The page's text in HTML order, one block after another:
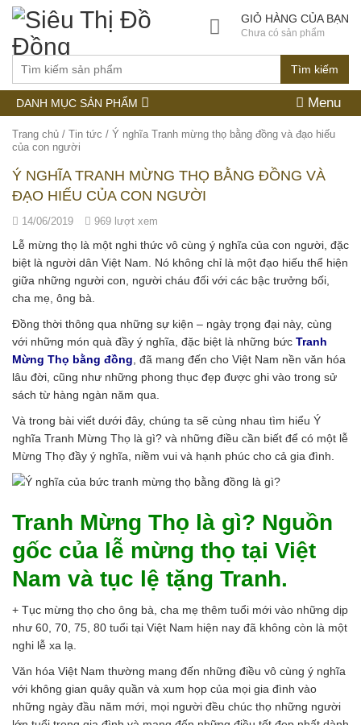
Tìm kiếm
GIỎ HÀNG CỦA BẠN
Chưa có sản phẩm
DANH MỤC SẢN PHẨM Menu
Trang chủ / Tin tức / Ý nghĩa Tranh mừng thọ bằng đồng và đạo hiếu
của con người
Ý NGHĨA TRANH MỪNG THỌ BẰNG ĐỒNG VÀ
ĐẠO HIẾU CỦA CON NGƯỜI
14/06/2019 969 lượt xem
Lễ mừng thọ là một nghi thức vô cùng ý nghĩa của con người, đặc
biệt là người dân Việt Nam. Nó không chỉ là một đạo hiếu thể hiện
giữa những người con, người cháu đối với các bậc trưởng bối,
cha mẹ, ông bà.
Đồng thời thông qua những sự kiện – ngày trọng đại này, cùng
với những món quà đầy ý nghĩa, đặc biệt là những bức Tranh
Mừng Thọ bằng đồng , đã mang đến cho Việt Nam nền văn hóa
lâu đời, cũng như những phong thục đẹp được ghi vào trong sử
sách từ hàng ngàn năm qua.
Và trong bài viết dưới đây, chúng ta sẽ cùng nhau tìm hiểu Ý
nghĩa Tranh Mừng Thọ là gì? và những điều cần biết để có một lễ
Mừng Thọ đầy ý nghĩa, niềm vui và hạnh phúc cho cả gia đình.
Tranh Mừng Thọ là gì? Nguồn
gốc của lễ mừng thọ tại Việt
Nam và tục lệ tặng Tranh.
+ Tục mừng thọ cho ông bà, cha mẹ thêm tuổi mới vào những dịp
như 60, 70, 75, 80 tuổi tại Việt Nam hiện nay đã không còn là một
nghi lễ xa lạ.
Văn hóa Việt Nam thường mang đến những điều vô cùng ý nghĩa
với không gian quây quần và xum họp của mọi gia đình vào
những ngày đầu năm mới, mọi người đều chúc thọ những người